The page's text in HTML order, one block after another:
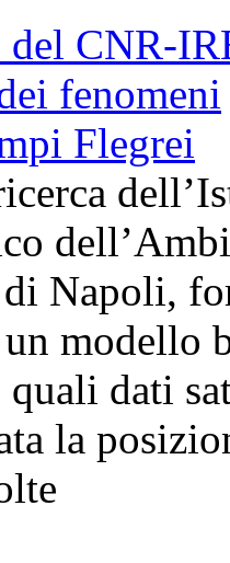
Napoli,
modello
quali dati
la